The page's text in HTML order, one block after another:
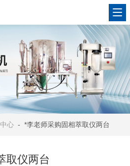
心 - *李老师采购固相萃取仪两台
取仪两台